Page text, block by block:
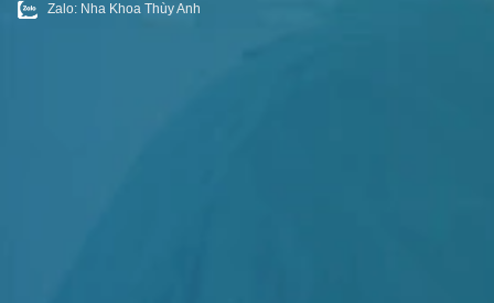
Zalo: Nha Khoa Thùy Anh